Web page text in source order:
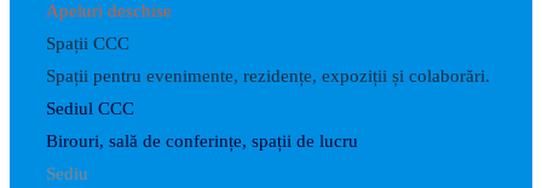
Apeluri deschise
Spații CCC
Spații pentru evenimente, rezidențe, expoziții și colaborări.
Sediul CCC
Birouri, sală de conferințe, spații de lucru
Sediu